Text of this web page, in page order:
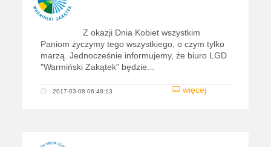
Z okazji Dnia Kobiet wszystkim
Paniom życzymy tego wszystkiego, o czym tylko
marzą. Jednocześnie informujemy, że biuro LGD
"Warmiński Zakątek" będzie...
więcej
2017-03-08 06:48:13